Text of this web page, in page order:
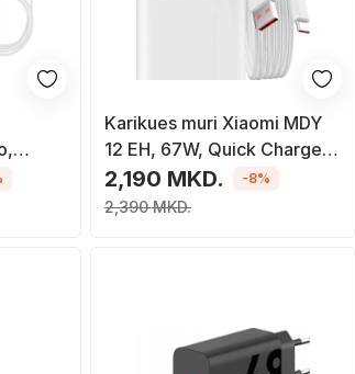
Karikues muri Xiaomi MDY
12 EH, 67W, Quick Charge
3.0, i bardhë
2,190 MKD.
2,390 MKD.
-8%